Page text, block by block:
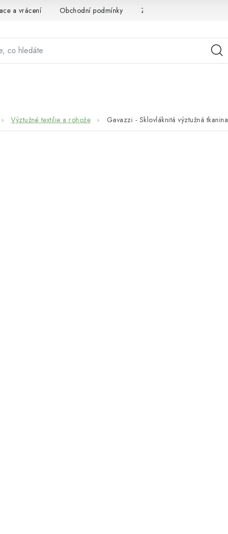
a vrácení Obchodní podmínky Zpracování osobních údajů
Výztužné textilie a rohože Gavazzi - Sklovláknitá výztužná tkanina